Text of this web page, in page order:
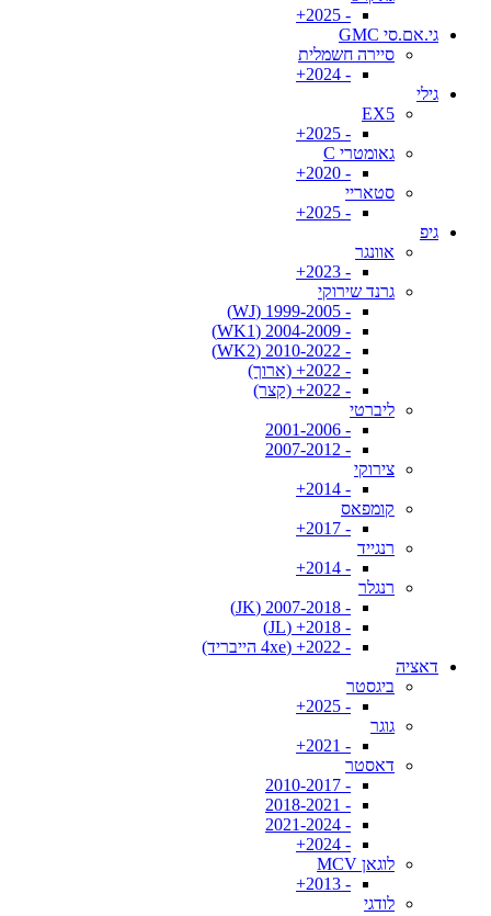
- 2025+
גי.אם.סי GMC
סיירה חשמלית
- 2024+
גילי
EX5
- 2025+
גאומטרי C
- 2020+
סטאריי
- 2025+
גיפ
אוונגר
- 2023+
גרנד שירוקי
- 1999-2005 (WJ)
- 2004-2009 (WK1)
- 2010-2022 (WK2)
- 2022+ (ארוך)
- 2022+ (קצר)
ליברטי
- 2001-2006
- 2007-2012
צירוקי
- 2014+
קומפאס
- 2017+
רנגייד
- 2014+
רנגלר
- 2007-2018 (JK)
- 2018+ (JL)
- 2022+ (4xe הייבריד)
דאציה
ביגסטר
- 2025+
גוגר
- 2021+
דאסטר
- 2010-2017
- 2018-2021
- 2021-2024
- 2024+
לוגאן MCV
- 2013+
לודגי